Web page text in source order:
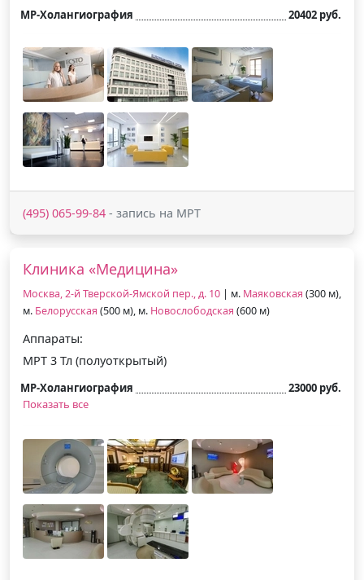
МР-Холангиография 20402 руб.
(495) 065-99-84 - запись на МРТ
Клиника «Медицина»
Москва, 2-й Тверской-Ямской пер., д. 10 | м. Маяковская (300 м),
м. Белорусская (500 м), м. Новослободская (600 м)
Аппараты:
МРТ 3 Тл (полуоткрытый)
МР-Холангиография
23000 руб.
Показать все